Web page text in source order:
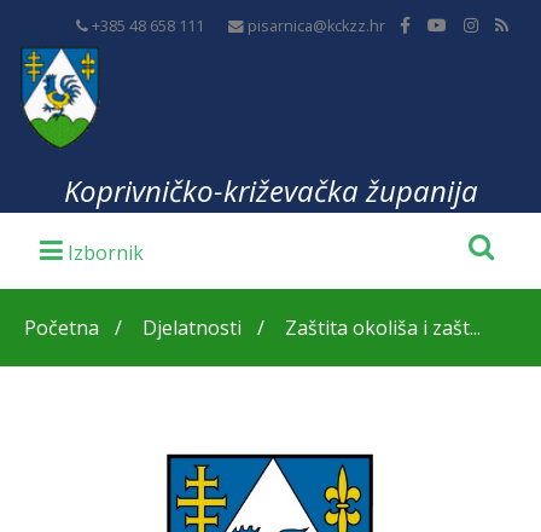
+385 48 658 111 pisarnica@kckzz.hr
Koprivničko-križevačka županija
Početna Djelatnosti Zaštita okoliša i zašt...